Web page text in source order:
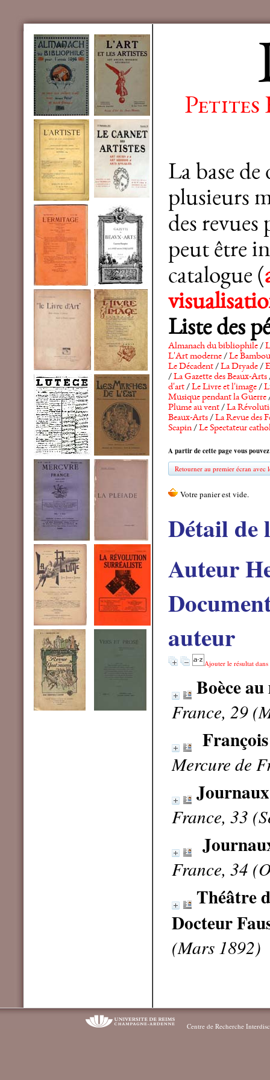
Petites
La base
plusieurs
des revues
peut être
catalogue (
Liste des
Almanach du bibliophile/
L'Art moderne/Le Bambou
Le Décadent/La Dryade/
/La Gazette des Beaux-Arts
d'art/Le Livre et l'image/
Musique pendant la Guerre
Plume au vent/La
Beaux-Arts/La Revue des
Scapin/Le Spectateur
A partir de cette page vous
Retourner au premier écran avec
Détail de
Auteur
auteur
Ajouter le résultat
Boèce
France, 29
Mercure de
France, 33
France, 34
Théâtre
Docteur
(Mars 1892)
Centre de Recherche